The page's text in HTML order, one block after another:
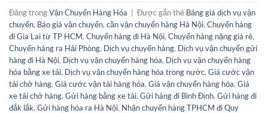
Đăng trongVận Chuyển Hàng Hóa | Được gắn thẻ Bảng giá dịch vụ vận
chuyển, Báo giá vận chuyển, cần vận chuyển hàng Hà Nội, Chuyển hàng
đi Gia Lai từ TP HCM, Chuyển hàng đi Hà Nội, Chuyển hàng nặng giá rẻ,
Chuyển hàng ra Hải Phòng, Dịch vụ chuyển hàng, Dịch vụ vận chuyển gửi
hàng đi Hà Nội, Dịch vụ vận chuyển hàng hóa, Dịch vụ vận chuyển hàng
hóa bằng xe tải, Dịch vụ vận chuyển hàng hóa trong nước, Giá cước vận
tải chở hàng, Giá cước vận tải hàng hóa, Giá vận chuyển hàng hóa, Giá
xe tải chở hàng, Gửi hàng bằng xe tải, Gửi hàng đi Bình Định, Gửi hàng đi
đắk lắk, Gửi hàng hóa ra Hà Nội, Nhận chuyển hàng TPHCM đi Quy